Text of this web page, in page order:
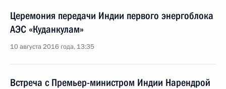
Церемония передачи Индии первого энергоблока
АЭС «Куданкулам»
10 августа 2016 года, 13:35
Встреча с Премьер-министром Индии Нарендрой